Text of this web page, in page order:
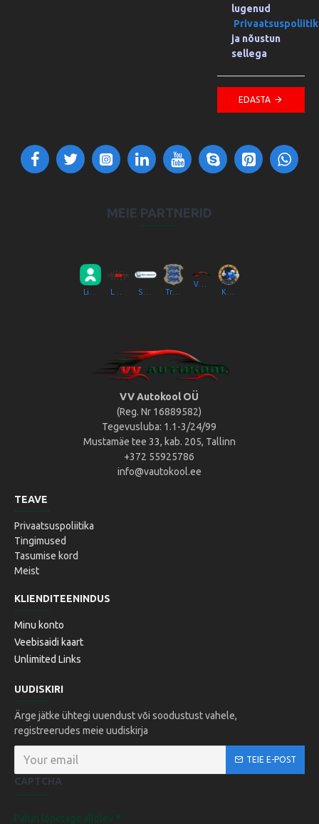
lugenud
ja nõustun
sellega
EDASTA
MEIE PARTNERID
VV Autokool OÜ
VV Autokool OÜ
(Reg. Nr 16889582)
Tegevusluba: 1.1-3/24/99
Mustamäe tee 33, kab. 205, Tallinn
+372 55925786
info@vautokool.ee
TEAVE
Privaatsuspoliitika
Tingimused
Tasumise kord
Meist
KLIENDITEENINDUS
Minu konto
Veebisaidi kaart
Unlimited Links
UUDISKIRI
Ärge jätke ühtegi uuendust või soodustust vahele,
registreerudes meie uudiskirja
TEIE E-POST
CAPTCHA
Palun lõpetage allolev